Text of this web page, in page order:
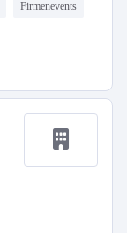
Firmenevents